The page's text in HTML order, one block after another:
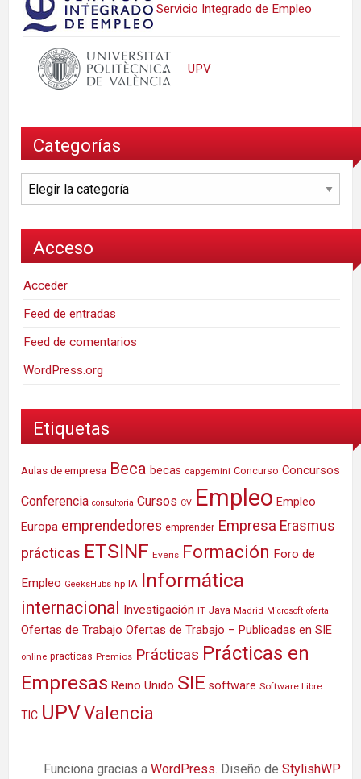
Servicio Integrado de Empleo
UPV
Categorías
Categorías
Acceso
Acceder
Feed de entradas
Feed de comentarios
WordPress.org
Etiquetas
Aulas de empresa Beca becas capgemini Concurso Concursos
Conferencia consultoria Cursos CV Empleo Empleo
Europa emprendedores emprender Empresa Erasmus
prácticas ETSINF Everis Formación Foro de
Empleo GeeksHubs hp IA Informática
internacional Investigación IT Java Madrid Microsoft oferta
Ofertas de Trabajo Ofertas de Trabajo – Publicadas en SIE
online practicas Premios Prácticas Prácticas en
Empresas Reino Unido SIE software Software Libre
TIC UPVValencia
Funciona gracias a WordPress . Diseño de StylishWP